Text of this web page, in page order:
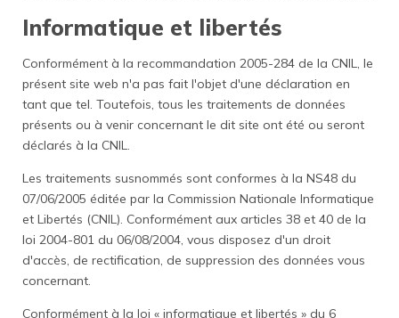
Informatique et libertés
Conformément à la recommandation 2005-284 de la CNIL, le
présent site web n'a pas fait l'objet d'une déclaration en
tant que tel. Toutefois, tous les traitements de données
présents ou à venir concernant le dit site ont été ou seront
déclarés à la CNIL.
Les traitements susnommés sont conformes à la NS48 du
07/06/2005 éditée par la Commission Nationale Informatique
et Libertés (CNIL). Conformément aux articles 38 et 40 de la
loi 2004-801 du 06/08/2004, vous disposez d'un droit
d'accès, de rectification, de suppression des données vous
concernant.
Conformément à la loi « informatique et libertés » du 6